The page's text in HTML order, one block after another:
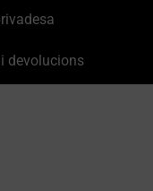
devolucions